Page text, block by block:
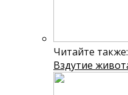
Читайте также:
Вздутие